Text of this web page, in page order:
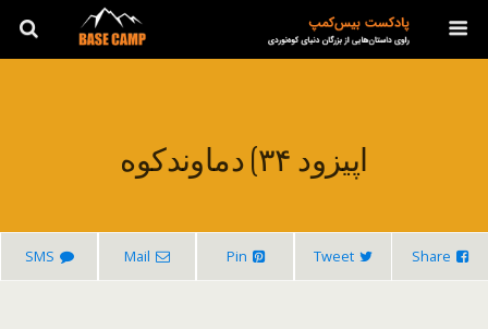
اپیزود ۳۴) دماوندکوه
Share
Tweet
Pin
Mail
SMS